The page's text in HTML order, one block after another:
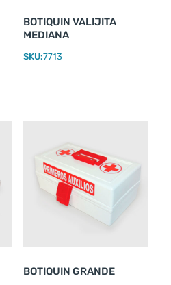
BOTIQUIN VALIJITA
MEDIANA
SKU:7713
BOTIQUIN GRANDE